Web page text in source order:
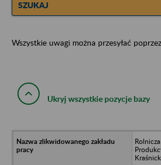
SZUKAJ
Wszystkie uwagi można przesyłać poprzez
Ukryj wszystkie pozycje bazy